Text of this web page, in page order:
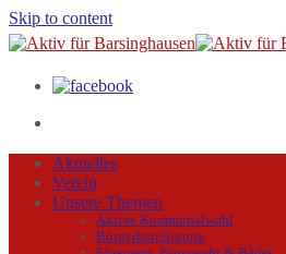
Skip to content
Aktuelles
Verein
Unsere Themen
Aktive Kommunalwahl
Bürgerbeteiligung